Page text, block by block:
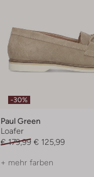
-30%
Paul Green
Loafer
€ 179,99 € 125,99
+ mehr farben